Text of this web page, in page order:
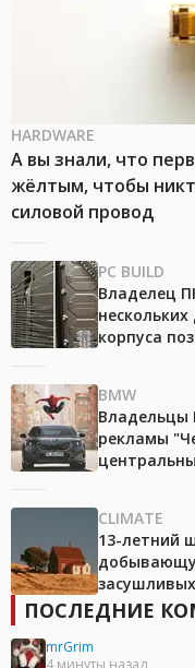
HARDWARE
А вы знали, что
жёлтым, чтобы
силовой провод
PC BUILD
Владелец
корпуса
BMW
Владельцы
рекламы
CLIMATE
13-летний
ПОСЛЕДНИЕ
mrGrim